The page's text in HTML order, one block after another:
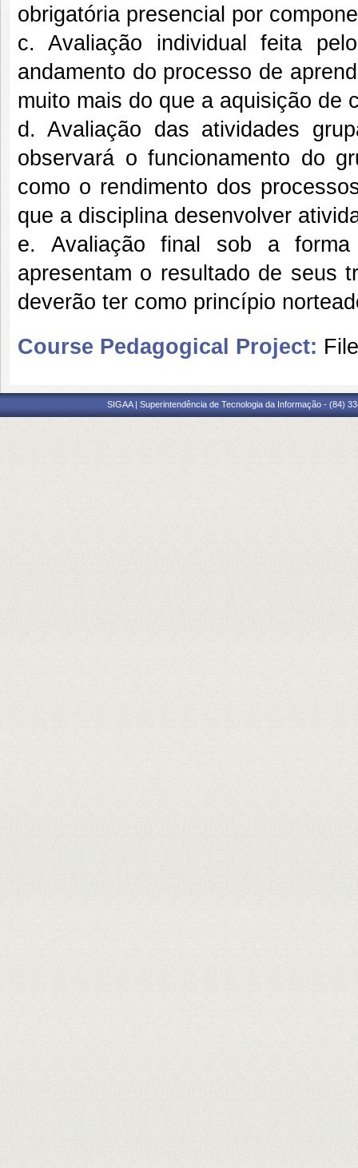
obrigatória presencial por
c. Avaliação individual feita
andamento do processo de
muito mais do que a aquisição de
d. Avaliação das atividades
observará o funcionamento do
como o rendimento dos
que a disciplina desenvolver
e. Avaliação final sob a
apresentam o resultado de seus
deverão ter como princípio
Course Pedagogical Project:
SIGAA | Superintendência de Tecnologia da Informação - (84)